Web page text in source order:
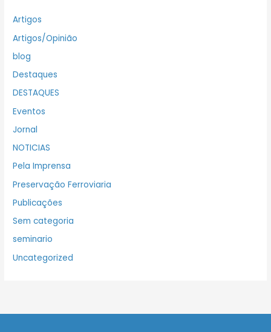
Artigos
Artigos/Opinião
blog
Destaques
DESTAQUES
Eventos
Jornal
NOTICIAS
Pela Imprensa
Preservação Ferroviaria
Publicações
Sem categoria
seminario
Uncategorized